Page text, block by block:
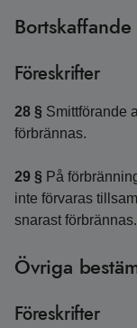
Bortskaffande
Föreskrifter
28 § Smittförande
förbrännas.
29 § På
inte förvaras
snarast förbrännas.
Övriga
Föreskrifter